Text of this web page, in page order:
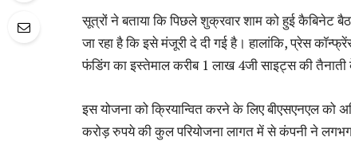
सूत्रों ने बताया कि पिछले शुक्रवार शाम को हुई
जा रहा है कि इसे मंजूरी दे दी गई है। हालांकि, प्रेस
फंडिंग का इस्तेमाल करीब 1 लाख 4जी साइट्स की तैनाती
इस योजना को क्रियान्वित करने के लिए बीएसएनएल
करोड़ रुपये की कुल परियोजना लागत में से कंपनी ने